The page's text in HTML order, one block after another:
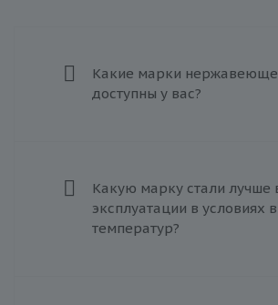
Какие марки
доступны у вас?
Какую марку стали лучше
эксплуатации в условиях
температур?